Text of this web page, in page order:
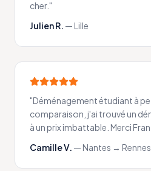
cher."
Julien R. —Lille
"Déménagement étudiant à
comparaison, j'ai trouvé un
à un prix imbattable. Merci
Camille V. —Nantes → Rennes